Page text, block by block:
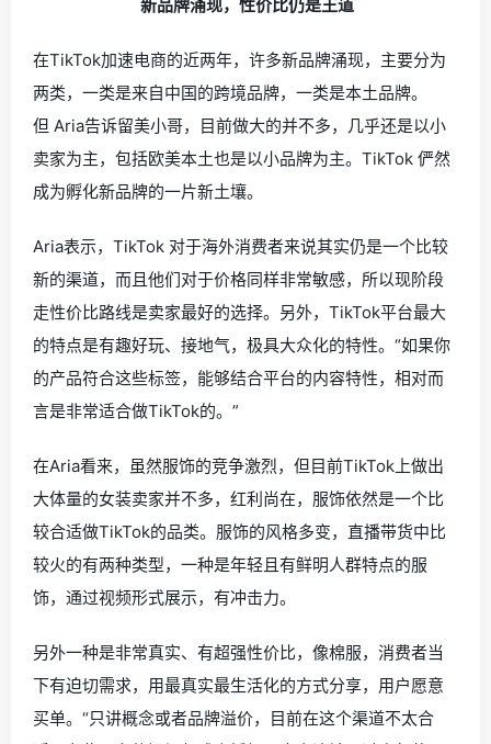
新品牌涌现，性价比仍是王道
在TikTok加速电商的近两年，许多新品牌涌现，主要分为
两类，一类是来自中国的跨境品牌，一类是本土品牌。
但 Aria告诉留美小哥，目前做大的并不多，几乎还是以小
卖家为主，包括欧美本土也是以小品牌为主。TikTok 俨然
成为孵化新品牌的一片新土壤。
Aria表示， TikTok 对于海外消费者来说其实仍是一个比较
新的渠道，而且他们对于价格同样非常敏感， 所以现阶段
走性价比路线是卖家最好的选择。 另外，TikTok平台最大
的特点是有趣好玩、接地气，极具大众化的特性。“如果你
的产品符合这些标签，能够结合平台的内容特性，相对而
言是非常适合做TikTok的。”
在Aria看来，虽然服饰的竞争激烈，但目前TikTok上做出
大体量的女装卖家并不多，红利尚在，服饰依然是一个比
较合适做TikTok的品类。服饰的风格多变，直播带货中比
较火的有两种类型，一种是年轻且有鲜明人群特点的服
饰，通过视频形式展示，有冲击力。
另外一种是非常真实、有超强性价比，像棉服，消费者当
下有迫切需求，用最真实最生活化的方式分享，用户愿意
买单。“只讲概念或者品牌溢价，目前在这个渠道不太合